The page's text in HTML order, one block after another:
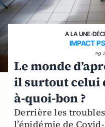
A LA UNE›
IMPACT
29
Le monde
il surtout celui
à-quoi-bon ?
Derrière les
l’épidémie de